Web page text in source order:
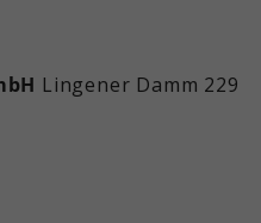
Lingener Damm 229